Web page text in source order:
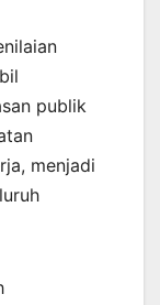
publik
menjadi